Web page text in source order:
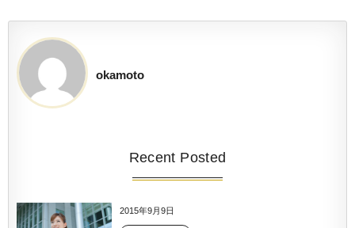
okamoto
Recent Posted
2015年9月9日